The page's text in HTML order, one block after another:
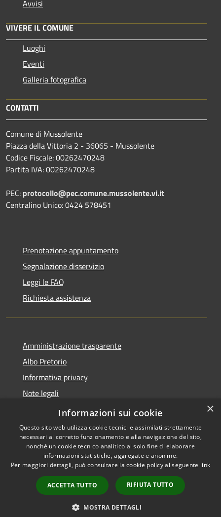
Avvisi
VIVERE IL COMUNE
Luoghi
Eventi
Galleria fotografica
CONTATTI
Comune di Mussolente
Piazza della Vittoria 2 - 36065 - Mussolente
Codice Fiscale: 00262470248
Partita IVA: 00262470248
PEC: protocollo@pec.comune.mussolente.vi.it
Centralino Unico: 0424 578451
Prenotazione appuntamento
Segnalazione disservizio
Leggi le FAQ
Richiesta assistenza
Amministrazione trasparente
Albo Pretorio
Informativa privacy
Note legali
Dichiarazione di accessibilità
Accessibilità
Copyright © 2026 • Comune di
Mussolente • Powered by
Municipium•
Accesso
redazione
×
Informazioni sui cookie
Questo sito web utilizza cookie tecnici e assimilati strettamente
necessari al corretto funzionamento e alla navigazione del sito,
nonché un cookie tecnico analitico al solo fine di elaborare
informazioni statistiche, aggregate e anonime.
Per maggiori dettagli, può consultare la cookie policy al seguente link
ACCETTA TUTTO RIFIUTA TUTTO
MOSTRA DETTAGLI